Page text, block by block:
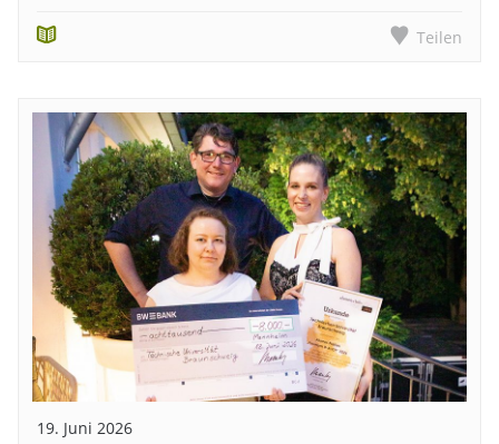
Teilen
19. Juni 2026